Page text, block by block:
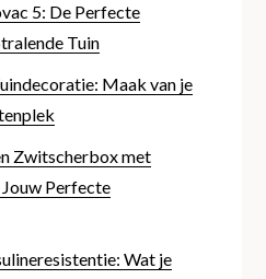
5: De Perfecte
Tuin
Maak van je
Zwitscherbox met
Perfecte
Wat je